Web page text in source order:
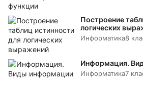
Построение
логических
Информатика8
Информация.
Информатика7